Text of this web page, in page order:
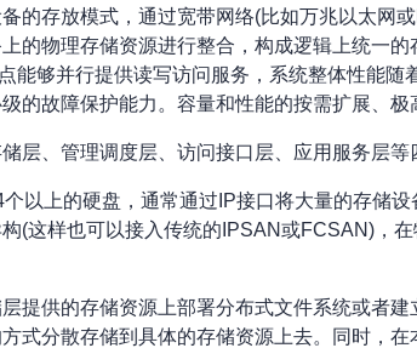
的存放模式，通过宽带网络(比如万兆以太网
的物理存储资源进行整合，构成逻辑上统一
够并行提供读写访问服务，系统整体性能
的故障保护能力。容量和性能的按需扩展、极
层、管理调度层、访问接口层、应用服务层等
以上的硬盘，通常通过IP接口将大量的存储
(这样也可以接入传统的IPSAN或FCSAN)，
提供的存储资源上部署分布式文件系统或者
式分散存储到具体的存储资源上去。同时，